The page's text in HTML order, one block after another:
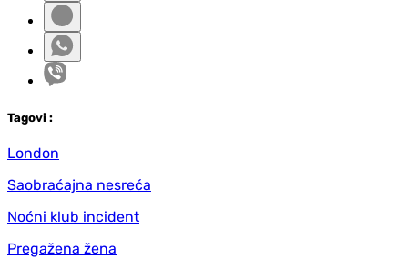
Tagovi :
London
Saobraćajna nesreća
Noćni klub incident
Pregažena žena